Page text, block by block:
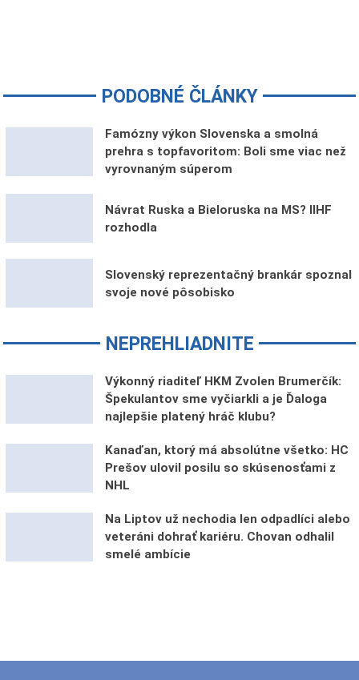
PODOBNÉ ČLÁNKY
Famózny výkon Slovenska a smolná
prehra s topfavoritom: Boli sme viac než
vyrovnaným súperom
Návrat Ruska a Bieloruska na MS? IIHF
rozhodla
Slovenský reprezentačný brankár spoznal
svoje nové pôsobisko
NEPREHLIADNITE
Výkonný riaditeľ HKM Zvolen Brumerčík:
Špekulantov sme vyčiarkli a je Ďaloga
najlepšie platený hráč klubu?
Kanaďan, ktorý má absolútne všetko: HC
Prešov ulovil posilu so skúsenosťami z
NHL
Na Liptov už nechodia len odpadlíci alebo
veteráni dohrať kariéru. Chovan odhalil
smelé ambície